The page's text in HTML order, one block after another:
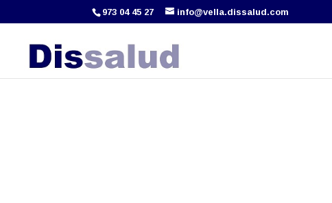
973 04 45 27 info@vella.dissalud.com